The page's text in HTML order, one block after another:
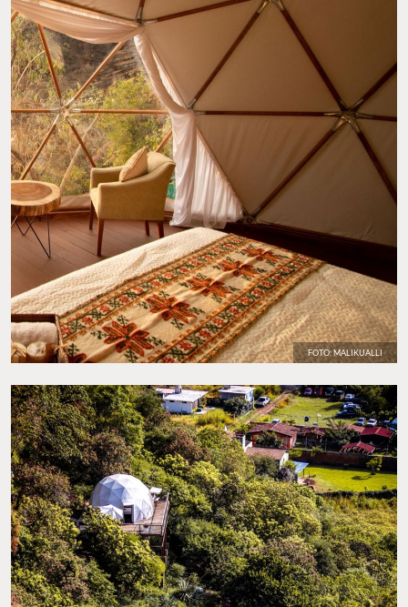
FOTO: MALIKUALLI